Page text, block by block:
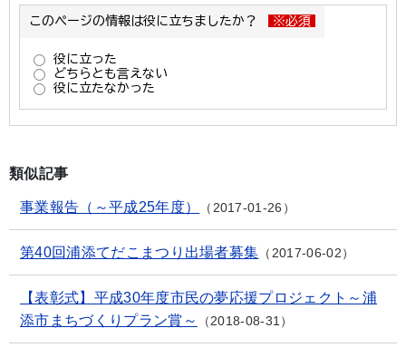
類似記事
事業報告（～平成25年度） 2017-01-26
第40回浦添てだこまつり出場者募集 2017-06-02
【表彰式】平成30年度市民の夢応援プロジェクト～浦
添市まちづくりプラン賞～
2018-08-31